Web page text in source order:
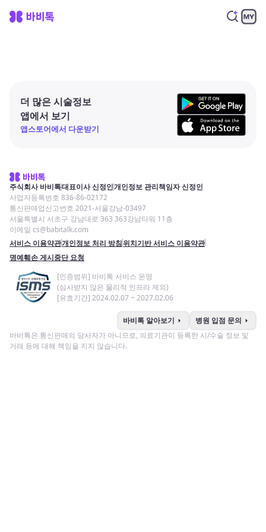
더 많은 시술정보
앱에서 보기
앱스토어에서 다운받기
주식회사 바비톡대표이사 신정인개인정보 관리책임자 신정인
사업자등록번호 836-86-02172
통신판매업신고번호 2021-서울강남-03497
서울특별시 서초구 강남대로 363 363강남타워 11층
이메일 cs@babitalk.com
서비스 이용약관개인정보 처리 방침위치기반 서비스 이용약관
명예훼손 게시중단 요청
[인증범위] 바비톡 서비스 운영
(심사받지 않은 물리적 인프라 제외)
[유효기간] 2024.02.07 ~ 2027.02.06
바비톡 알아보기 arrow_right 병원 입점 문의 arrow_right
바비톡은 통신판매의 당사자가 아니므로, 의료기관이 등록한 시/수술 정보 및
거래 등에 대해 책임을 지지 않습니다.